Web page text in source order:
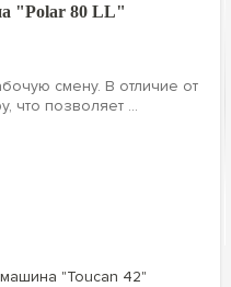
"Polar 80 LL"
смену. В отличие от
что позволяет ...